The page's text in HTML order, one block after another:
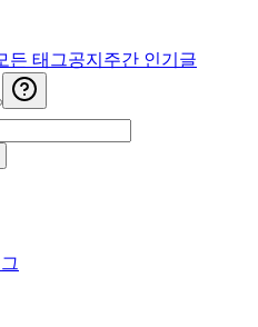
든 태그공지 주간 인기글